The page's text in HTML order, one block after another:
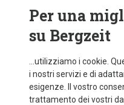
Per una
su Bergzeit
...utilizziamo i cookie.
i nostri servizi e di
esigenze. Il vostro
trattamento dei vostri